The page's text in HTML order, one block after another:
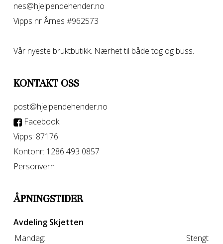
nes@hjelpendehender.no
Vipps nr Årnes #962573
Vår nyeste bruktbutikk. Nærhet til både tog og buss.
KONTAKT OSS
post@hjelpendehender.no
Facebook
Vipps: 87176
Kontonr: 1286 493 0857
Personvern
ÅPNINGSTIDER
Avdeling Skjetten
Mandag:
Stengt